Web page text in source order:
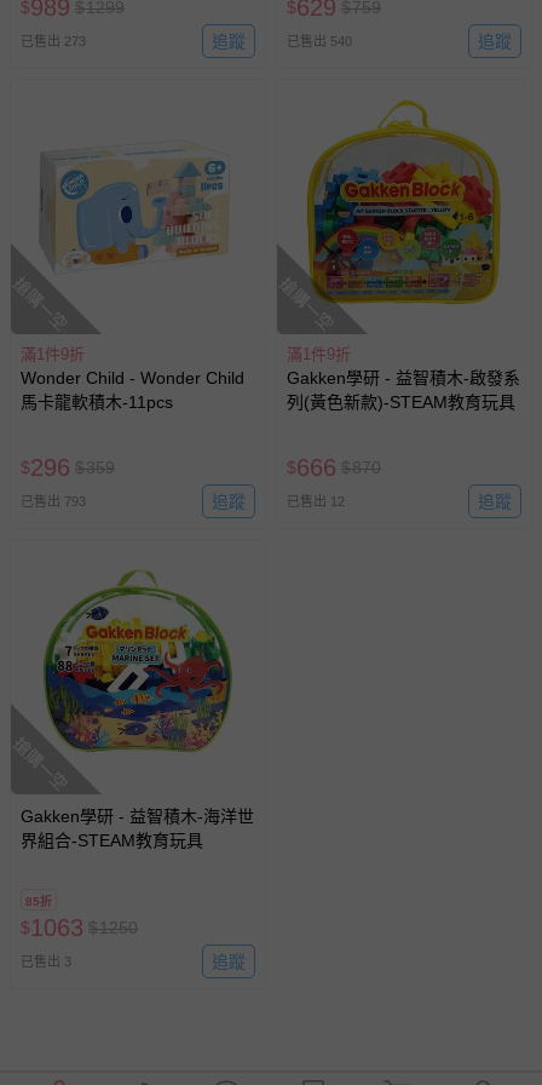
$989 $1299
已售出 273 追蹤
$629 $759
已售出 540 追蹤
搶購一空
滿1件9折
Wonder Child - Wonder Child
馬卡龍軟積木-11pcs
$296 $359
已售出 793 追蹤
搶購一空
滿1件9折
Gakken學研 - 益智積木-啟發系
列(黃色新款)-STEAM教育玩具
$666 $870
已售出 12 追蹤
搶購一空
Gakken學研 - 益智積木-海洋世
界組合-STEAM教育玩具
85折
$1063 $1250
已售出 3 追蹤